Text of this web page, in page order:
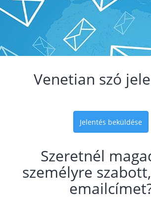
Venetian szó
Jelentés beküldése
Szeretnél
személyre